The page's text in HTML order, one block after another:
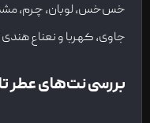
خس‌خس، لوبان، چرم، مشک
جاوی، کهربا و نعناع
بررسی نت‌های عطر